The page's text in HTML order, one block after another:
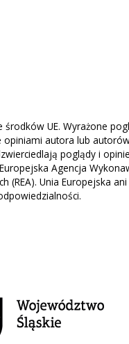
środków UE. Wyrażone
opiniami autora lub
poglądy i
Agencja
(REA). Unia Europejska ani